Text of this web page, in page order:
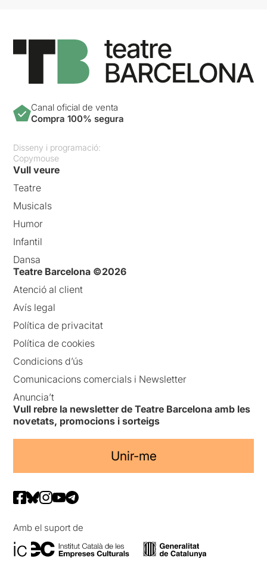
Canal oficial de venta
Compra 100% segura
Disseny i programació:
Copymouse
Vull veure
Teatre
Musicals
Humor
Infantil
Dansa
Teatre Barcelona ©2026
Atenció al client
Avís legal
Política de privacitat
Política de cookies
Condicions d’ús
Comunicacions comercials i Newsletter
Anuncia’t
Vull rebre la newsletter de Teatre Barcelona amb les
novetats, promocions i sorteigs
Unir-me
Amb el suport de